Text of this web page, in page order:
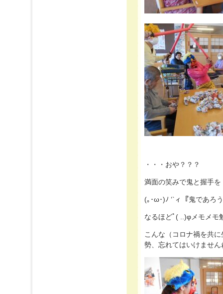
・・・おや？？？
満面の笑みで鬼と握手
(｡･ω･)ﾉ ‘`ィ『鬼であろ
なるほどﾟ( ..)φメモメモ
こんな（コロナ禍を共
勢、忘れてはいけませ